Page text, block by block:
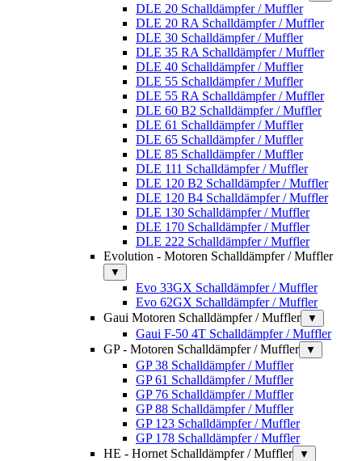
DLE 20 Schalldämpfer / Muffler
DLE 20 RA Schalldämpfer / Muffler
DLE 30 Schalldämpfer / Muffler
DLE 35 RA Schalldämpfer / Muffler
DLE 40 Schalldämpfer / Muffler
DLE 55 Schalldämpfer / Muffler
DLE 55 RA Schalldämpfer / Muffler
DLE 60 B2 Schalldämpfer / Muffler
DLE 61 Schalldämpfer / Muffler
DLE 65 Schalldämpfer / Muffler
DLE 85 Schalldämpfer / Muffler
DLE 111 Schalldämpfer / Muffler
DLE 120 B2 Schalldämpfer / Muffler
DLE 120 B4 Schalldämpfer / Muffler
DLE 130 Schalldämpfer / Muffler
DLE 170 Schalldämpfer / Muffler
DLE 222 Schalldämpfer / Muffler
Evolution - Motoren Schalldämpfer / Muffler
▼
Evo 33GX Schalldämpfer / Muffler
Evo 62GX Schalldämpfer / Muffler
Gaui Motoren Schalldämpfer / Muffler
▼
Gaui F-50 4T Schalldämpfer / Muffler
GP - Motoren Schalldämpfer / Muffler
▼
GP 38 Schalldämpfer / Muffler
GP 61 Schalldämpfer / Muffler
GP 76 Schalldämpfer / Muffler
GP 88 Schalldämpfer / Muffler
GP 123 Schalldämpfer / Muffler
GP 178 Schalldämpfer / Muffler
HE - Hornet Schalldämpfer / Muffler
▼